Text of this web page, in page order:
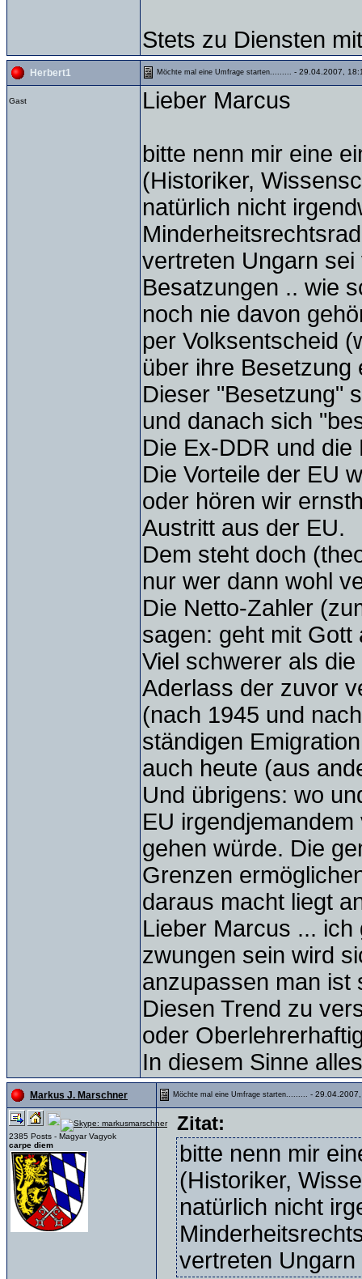
Stets zu Diensten
Herbert1 Möchte mal eine Umfrage starten......... - 29.04.2007,
Gast Lieber Marcus
bitte nenn mir eine
(Historiker,
natürlich nicht
vertreten Ungarn
Besatzungen .. wie
noch nie davon
per Volksentscheid
über ihre Besetzung
Dieser "Besetzung"
und danach sich
Die Ex-DDR und
Die Vorteile der EU
oder hören wir
Austritt aus der EU.
Dem steht doch
nur wer dann wohl
Die Netto-Zahler
sagen: geht mit Gott
Viel schwerer als
Aderlass der zuvor
(nach 1945 und
ständigen
auch heute (aus
Und übrigens: wo
EU
gehen würde. Die
Grenzen
daraus macht liegt
Lieber Marcus ...
zwungen sein wird
anzupassen man ist
Diesen Trend zu
oder
In diesem Sinne
Markus J. Marschner Möchte mal eine Umfrage starten......... -
2385 Posts - Magyar Vagyok
carpe diem
Zitat:
bitte nenn mir
(Historiker,
natürlich nicht
vertreten